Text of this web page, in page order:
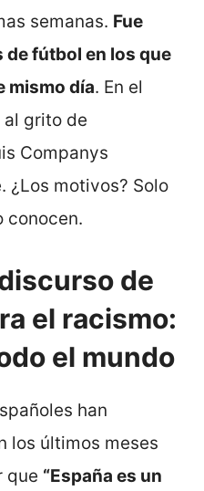
semanas. Fue
fútbol en los que
mismo día. En el
grito de
Companys
¿Los motivos? Solo
conocen.
de
el racismo:
el mundo
han
los últimos meses
que “España es un